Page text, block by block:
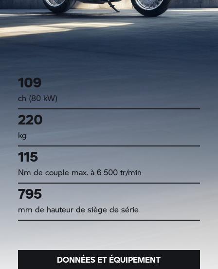
109
ch (80 kW)
220
kg
115
Nm de couple max. à 6 500 tr/min
795
mm de hauteur de siège de série
DONNÉES ET ÉQUIPEMENT